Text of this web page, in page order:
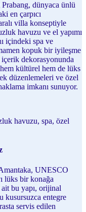
dünyaca ünlü
en çarpıcı
villa konseptiyle
havuzu ve el yapımı
içindeki spa ve
kopuk bir iyileşme
dekorasyonunda
kültürel hem de lüks
düzenlemeleri ve özel
imkanı sunuyor.
havuzu, spa, özel
UNESCO
lüks bir konağa
bu yapı, orijinal
kusursuzca entegre
servis edilen